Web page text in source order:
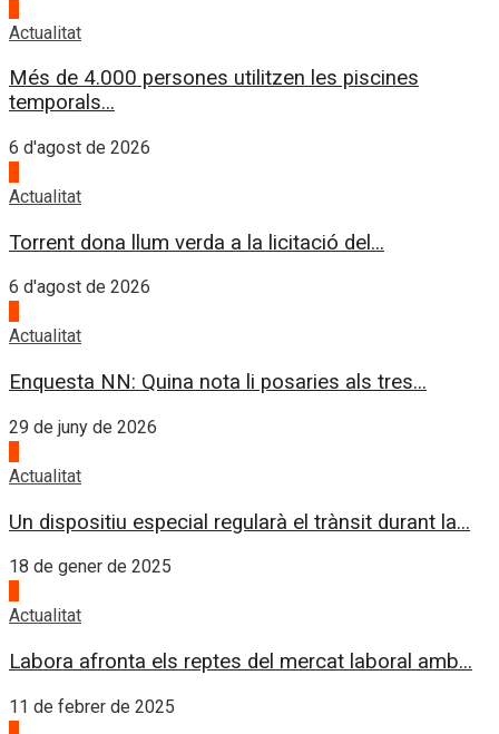
Actualitat
Més de 4.000 persones utilitzen les piscines
temporals...
6 d'agost de 2026
Actualitat
Torrent dona llum verda a la licitació del...
6 d'agost de 2026
Actualitat
Enquesta NN: Quina nota li posaries als tres...
29 de juny de 2026
Actualitat
Un dispositiu especial regularà el trànsit durant la...
18 de gener de 2025
Actualitat
Labora afronta els reptes del mercat laboral amb...
11 de febrer de 2025